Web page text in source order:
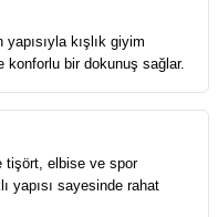
kışlık giyim
konforlu bir dokunuş sağlar.
tişört, elbise ve spor
yapısı sayesinde rahat